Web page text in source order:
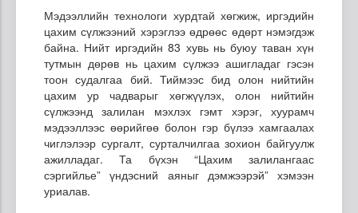
Мэдээллийн технологи хурдтай хөгжиж, иргэдийн
цахим сүлжээний хэрэглээ өдрөөс өдөрт нэмэгдэж
байна. Нийт иргэдийн 83 хувь нь буюу таван хүн
тутмын дөрөв нь цахим сүлжээ ашигладаг гэсэн
тоон судалгаа бий. Тиймээс бид олон нийтийн
цахим ур чадварыг хөгжүүлэх, олон нийтийн
сүлжээнд залилан мэхлэх гэмт хэрэг, хуурамч
мэдээллээс өөрийгөө болон гэр бүлээ хамгаалах
чиглэлээр сургалт, сурталчилгаа зохион байгуулж
ажилладаг. Та бүхэн “Цахим залилангаас
сэргийлье” үндэсний аяныг дэмжээрэй” хэмээн
уриалав.